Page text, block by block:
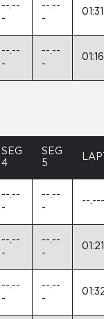
--.--
-
--.--
-
--.--
-
--.--
-
SEG
4
SEG
5
--.--
-
--.--
-
--
--.--
-
--.--
-
--.--
-
--.--
-